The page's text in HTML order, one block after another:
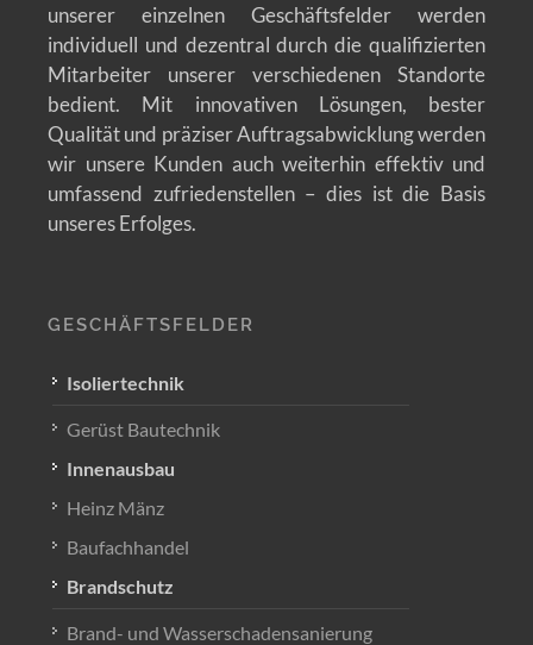
unserer einzelnen Geschäftsfelder werden
individuell und dezentral durch die qualifizierten
Mitarbeiter unserer verschiedenen Standorte
bedient. Mit innovativen Lösungen, bester
Qualität und präziser Auftragsabwicklung werden
wir unsere Kunden auch weiterhin effektiv und
umfassend zufriedenstellen – dies ist die Basis
unseres Erfolges.
GESCHÄFTSFELDER
Isoliertechnik
Gerüst Bautechnik
Innenausbau
Heinz Mänz
Baufachhandel
Brandschutz
Brand- und Wasserschadensanierung